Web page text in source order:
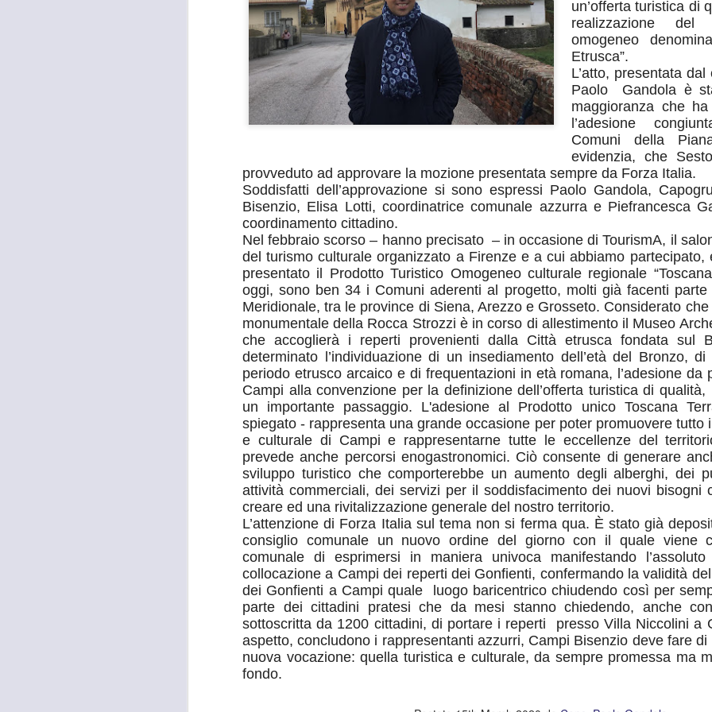
un’offerta turistica di
realizzazione del
omogeneo
Etrusca”.
L’atto, presentata
Paolo Gandola è
maggioranza che
l’adesione
Comuni della
evidenzia, che
provveduto ad approvare la mozione presentata sempre da Forza Italia.
Soddisfatti dell’approvazione si sono espressi Paolo Gandola,
Bisenzio, Elisa Lotti, coordinatrice comunale azzurra e Piefrancesca
coordinamento cittadino.
Nel febbraio scorso – hanno precisato – in occasione di TourismA, il
del turismo culturale organizzato a Firenze e a cui abbiamo partecipato,
presentato il Prodotto Turistico Omogeneo culturale regionale
oggi, sono ben 34 i Comuni aderenti al progetto, molti già facenti
Meridionale, tra le province di Siena, Arezzo e Grosseto. Considerato
monumentale della Rocca Strozzi è in corso di allestimento il Museo
che accoglierà i reperti provenienti dalla Città etrusca fondata sul
determinato l’individuazione di un insediamento dell’età del Bronzo,
periodo etrusco arcaico e di frequentazioni in età romana, l’adesione da
Campi alla convenzione per la definizione dell’offerta turistica di
un importante passaggio. L'adesione al Prodotto unico Toscana
spiegato - rappresenta una grande occasione per poter promuovere tutto
e culturale di Campi e rappresentarne tutte le eccellenze del
prevede anche percorsi enogastronomici. Ciò consente di generare
sviluppo turistico che comporterebbe un aumento degli alberghi, dei
attività commerciali, dei servizi per il soddisfacimento dei nuovi bisogni
creare ed una rivitalizzazione generale del nostro territorio.
L’attenzione di Forza Italia sul tema non si ferma qua. È stato già
consiglio comunale un nuovo ordine del giorno con il quale viene
comunale di esprimersi in maniera univoca manifestando
collocazione a Campi dei reperti dei Gonfienti, confermando la validità
dei Gonfienti a Campi quale luogo baricentrico chiudendo così per
parte dei cittadini pratesi che da mesi stanno chiedendo, anche
sottoscritta da 1200 cittadini, di portare i reperti presso Villa Niccolini a
aspetto, concludono i rappresentanti azzurri, Campi Bisenzio deve fare
nuova vocazione: quella turistica e culturale, da sempre promessa ma
fondo.
“In vista dell’incontro già
la conferenza dei sindaci
(Firenze, Empoli, Prato e
della società della salute
parteciperanno
che rappresentano. Non
ed unica contro lo
assistenziale”.
MOSTRA
TUTANKHAMON,
GANDOLA: “LA
GALLERIA DELLE
CARROZZE È DA
MESI OCCUPATA
SENZA PIÙ ALCUN
TITOLO"
MOSTRA TUTANKHAMON,
GANDOLA: “LA GALLERIA
DELLE CARROZZE È DA MESI
OCCUPATA SENZA PIÙ ALCUN
TITOLO. LA METROCITTÀ
PONGA IN ESSERE TUTTE LE
AZIONI NECESSARIE PER
RIENTRARE IN POSSESSO DEI
“La città Metropolitana di Firenze
rientri in possesso dei locali della
AUG
26
MUSEO MANZI,
GANDOLA: MOLTO
BENE
L’INSTALLAZIONE
DEI CARTELLI
STRADALI, ADESSO
PERO’ OCCORRE
ACCELLERARE
NELL’AVVIO DEI
LAVORI
MUSEO MANZI, GANDOLA:
MOLTO BENE L’INSTALLAZIONE
DEI CARTELLI STRADALI PER
SEGNALARE IL MUSEO,
ADESSO PERO’ OCCORRE
ACCELLERARE NELL’AVVIO DEI
LAVORI PER LA MESSA IN
SICUREZZA DEI LOCALI
all'umanità della mozione da noi
AUG
26
GUARDIA MEDICA,
DA MAGGIO A LUGLIO
SI SONO
REGISTRATE A
CAMPI BISENZIO 19
SCOPERTURE DEL
SERVIZIO. GANDOLA:
“UN FATTO
INACCETTABILE”
GUARDIA MEDICA, DA MAGGIO
A LUGLIO SI SONO
REGISTRATE A CAMPI
BISENZIO 19 SCOPERTURE
DEL SERVIZIO. GANDOLA: “UN
FATTO INACCETTABILE”
“Continua l’esodo della guardia
medica a Campi Bisenzio. Anche
in questi mesi estivi a causa della
AUG
26
NUOVE AULE UNIVERSITARIE ALL’INTERNO DEL
POLO SCIENTIFICO, GANDOLA: CANTIERE
FERMO. L’AVVIO DEI LAVORI RINVIATO A META’
SETTEMBRE
NUOVE AULE UNIVERSITARIE ALL’INTERNO DEL POLO
SCIENTIFICO, GANDOLA: CANTIERE FERMO. L’AVVIO DEI LAVORI
RINVIATO A META’ SETTEMBRE
“Il protocollo sottoscritto è stato completamente disatteso.
FIRENZE ESCLUSA DALLE CITTÀ IN CORSA PER
GANDOLA: UNA PESSIMA NOTIZIA CHE